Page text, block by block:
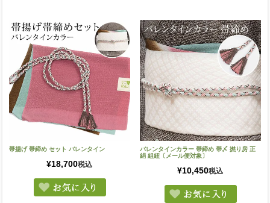
帯揚げ 帯締め セット バレンタイン
¥18,700税込
バレンタインカラー 帯締め 帯〆 撚り房 正
絹 組紐〔メール便対象〕
¥10,450税込